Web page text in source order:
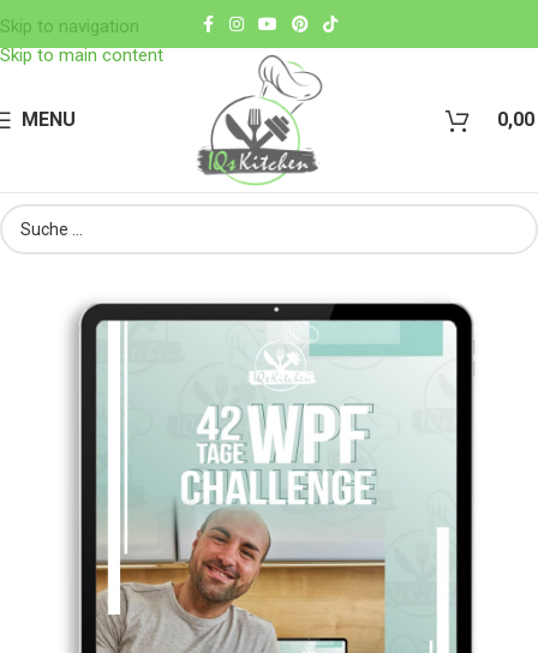
Skip to navigation
Skip to main content
MENU 0,00